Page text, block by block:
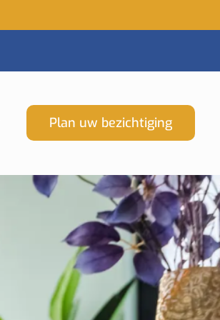
Plan uw bezichtiging